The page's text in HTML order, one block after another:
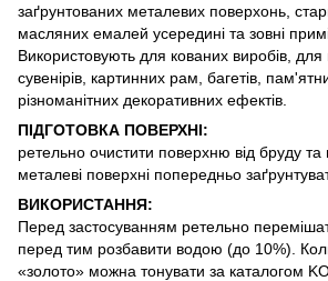
заґрунтованих металевих поверхонь,
масляних емалей усередині та зовні
Використовують для кованих виробів, для
сувенірів, картинних рам, багетів,
різноманітних декоративних ефектів.
ПІДГОТОВКА ПОВЕРХНІ:
ретельно очистити поверхню від бруду та
металеві поверхні попередньо
ВИКОРИСТАННЯ:
Перед застосуванням ретельно
перед тим розбавити водою (до 10%).
«золото» можна тонувати за каталогом